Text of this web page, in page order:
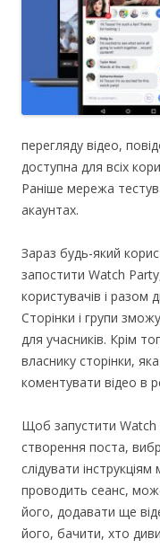
перегляду відео,
доступна для всіх
Раніше мережа
акаунтах.
Зараз будь-який
запостити Watch
користувачів і разом
Сторінки і групи
для учасників. Крім
власнику сторінки,
коментувати відео в
Щоб запустити Watch
створення поста,
слідувати
проводить сеанс,
його, додавати ще
його, бачити, хто